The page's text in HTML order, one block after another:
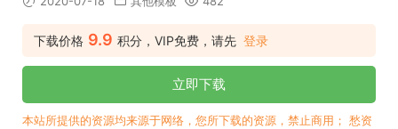
下载价格 9.9 积分，VIP免费，请先 登录
立即下载
本站所提供的资源均来源于网络，您所下载的资源，禁止商用； 愁资